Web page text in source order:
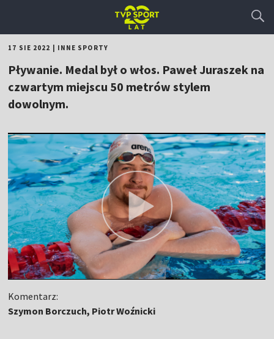
17 SIE 2022 INNE SPORTY
Pływanie. Medal był o włos. Paweł Juraszek na
czwartym miejscu 50 metrów stylem
dowolnym.
Komentarz:
Szymon Borczuch, Piotr Woźnicki